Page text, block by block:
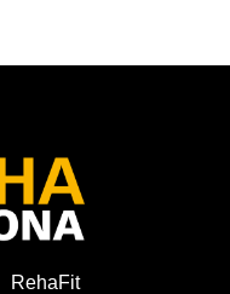
RehaFit